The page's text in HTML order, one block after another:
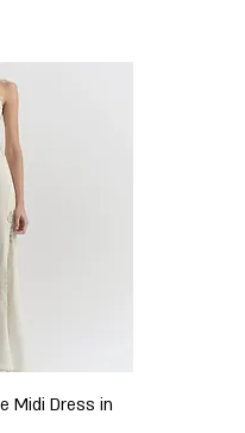
Midi Dress in